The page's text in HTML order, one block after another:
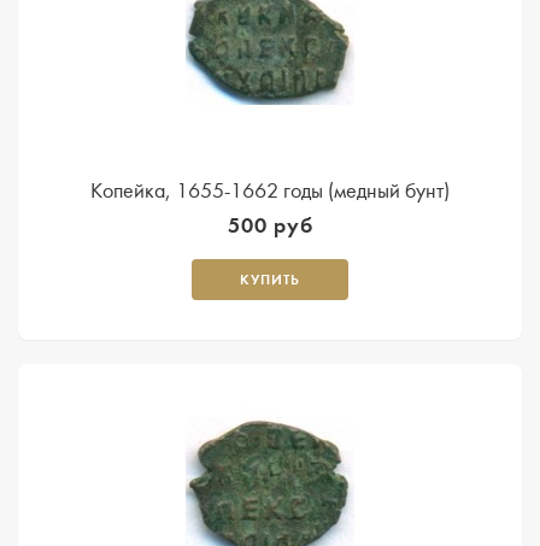
Копейка, 1655-1662 годы (медный бунт)
500 руб
КУПИТЬ